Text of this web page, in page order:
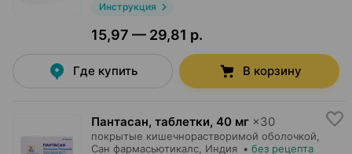
Инструкция
15,97 — 29,81 р.
Где купить В корзину
Пантасан, таблетки, 40 мг ×30
покрытые кишечнорастворимой оболочкой,
Сан фармасьютикалс , Индия • без рецепта